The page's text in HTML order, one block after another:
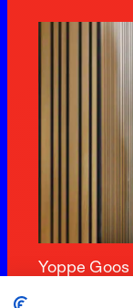
Yoppe Goos